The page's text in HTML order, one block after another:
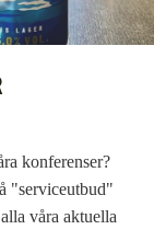
konferenser?
"serviceutbud"
våra aktuella